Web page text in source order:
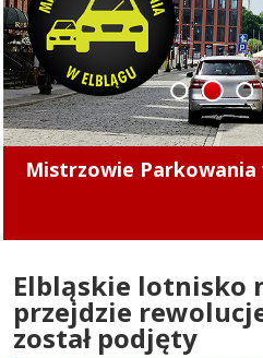
Pierwsze punkty w
1 2 3
Elbląskie lotnisko
przejdzie
został podjęty